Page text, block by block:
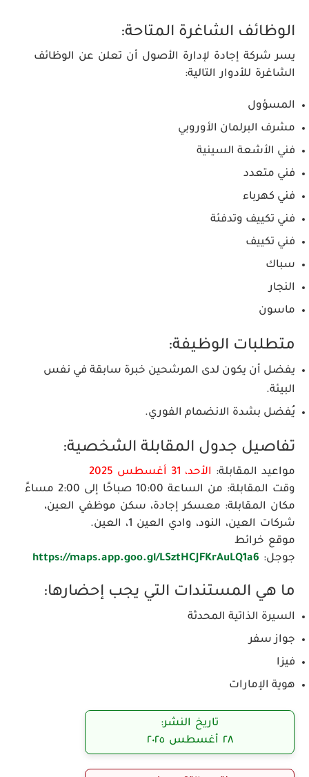
الوظائف الشاغرة المتاحة:
يسر شركة إجادة لإدارة الأصول أن تعلن عن الوظائف
الشاغرة للأدوار التالية:
المسؤول
مشرف البرلمان الأوروبي
فني الأشعة السينية
فني متعدد
فني كهرباء
فني تكييف وتدفئة
فني تكييف
سباك
النجار
ماسون
متطلبات الوظيفة:
يفضل أن يكون لدى المرشحين خبرة سابقة في نفس
البيئة.
يُفضل بشدة الانضمام الفوري.
تفاصيل جدول المقابلة الشخصية:
مواعيد المقابلة: الأحد، 31 أغسطس 2025
وقت المقابلة: من الساعة 10:00 صباحًا إلى 2:00 مساءً
مكان المقابلة: معسكر إجادة، سكن موظفي العين،
شركات العين، النود، وادي العين 1، العين.
موقع خرائط
جوجل: https://maps.app.goo.gl/LSztHCJFKrAuLQ1a6
ما هي المستندات التي يجب إحضارها:
السيرة الذاتية المحدثة
جواز سفر
فيزا
هوية الإمارات
تاريخ النشر:
٢٨ أغسطس ٢٠٢٥